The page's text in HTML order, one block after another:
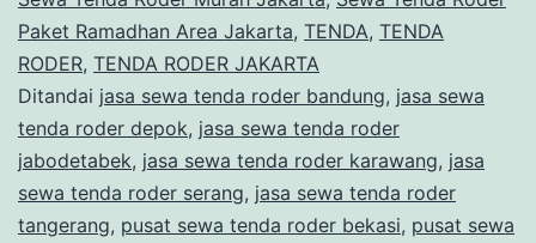
Paket Ramadhan Area Jakarta, TENDA, TENDA
RODER, TENDA RODER JAKARTA
Ditandai jasa sewa tenda roder bandung, jasa sewa
tenda roder depok, jasa sewa tenda roder
jabodetabek, jasa sewa tenda roder karawang, jasa
sewa tenda roder serang, jasa sewa tenda roder
tangerang, pusat sewa tenda roder bekasi, pusat sewa